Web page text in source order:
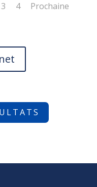
3 4 Prochaine